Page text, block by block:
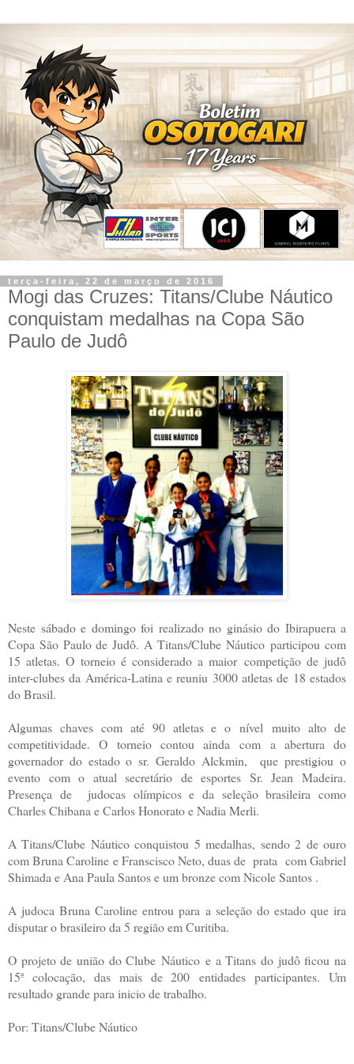
terça-feira, 22 de março de 2016
Mogi das Cruzes: Titans/Clube Náutico
conquistam medalhas na Copa São
Paulo de Judô
Neste sábado e domingo foi realizado no ginásio do Ibirapuera a
Copa São Paulo de Judô. A Titans/Clube Náutico participou com
15 atletas. O torneio é considerado a maior competição de judô
inter-clubes da América-Latina e reuniu 3000 atletas de 18 estados
do Brasil.
Algumas chaves com até 90 atletas e o nível muito alto de
competitividade. O torneio contou ainda com a abertura do
governador do estado o sr. Geraldo Alckmin, que prestigiou o
evento com o atual secretário de esportes Sr. Jean Madeira.
Presença de judocas olímpicos e da seleção brasileira como
Charles Chibana e Carlos Honorato e Nadia Merli.
A Titans/Clube Náutico conquistou 5 medalhas, sendo 2 de ouro
com Bruna Caroline e Franscisco Neto, duas de prata com Gabriel
Shimada e Ana Paula Santos e um bronze com Nicole Santos .
A judoca Bruna Caroline entrou para a seleção do estado que ira
disputar o brasileiro da 5 região em Curitiba.
O projeto de união do Clube Náutico e a Titans do judô ficou na
15ª colocação, das mais de 200 entidades participantes. Um
resultado grande para inicio de trabalho.
Por: Titans/Clube Náutico